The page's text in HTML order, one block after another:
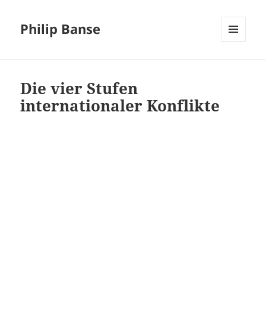
Philip Banse
Die vier Stufen
internationaler Konflikte